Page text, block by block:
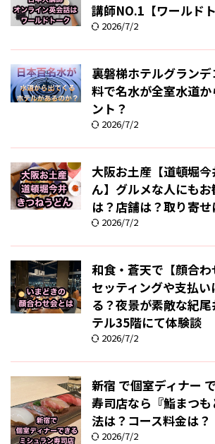
講師NO.1【ワールド
2026/7/2
裏磐梯ホテルグラン
料で名水が全室水道
ント？
2026/7/2
大阪お土産【道頓堀
ん】グルメな人にも
は？店舗は？取り寄せ
2026/7/2
和食・蒼天で【顔合
セッティングや支払
る？夜景が素敵な紀
テル35階にて体験談
2026/7/2
新宿 で個室ディナー
寿司店なら『鮨まつ
法は？コース料金は？
2026/7/2